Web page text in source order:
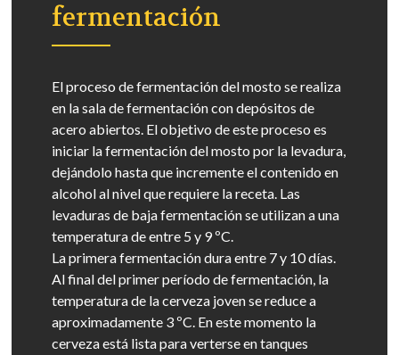
fermentación
El proceso de fermentación del mosto se realiza
en la sala de fermentación con depósitos de
acero abiertos. El objetivo de este proceso es
iniciar la fermentación del mosto por la levadura,
dejándolo hasta que incremente el contenido en
alcohol al nivel que requiere la receta. Las
levaduras de baja fermentación se utilizan a una
temperatura de entre 5 y 9 ºC.
La primera fermentación dura entre 7 y 10 días.
Al final del primer período de fermentación, la
temperatura de la cerveza joven se reduce a
aproximadamente 3 ºC. En este momento la
cerveza está lista para verterse en tanques